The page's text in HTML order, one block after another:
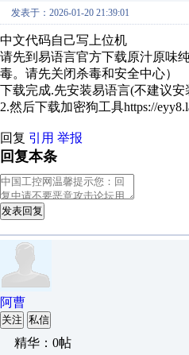
发表于：2026-01-20 21:39:01
中文代码自己写上位机
请先到易语言官方下载原汁原味
毒。请先关闭杀毒和安全中心）
下载完成.先安装易语言(不建议
2.然后下载加密狗工具https://
回复 引用 举报
回复本条
发表回复
阿曹
关注 私信
精华：0帖